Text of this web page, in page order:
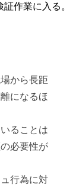
作業に入る。
から長距
になるほ
ることは
必要性が
行為に対